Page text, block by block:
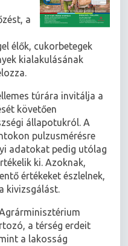
a
élők, cukorbetegek
kialakulásának
túrára invitálja a
követően
állapotukról. A
pulzusmérésre
adatokat pedig utólag
ki. Azoknak,
értékeket észlelnek,
kivizsgálást.
a térség erdeit
a lakosság